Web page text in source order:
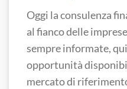
Oggi la consulenza
al fianco delle
sempre informate,
opportunità
mercato di